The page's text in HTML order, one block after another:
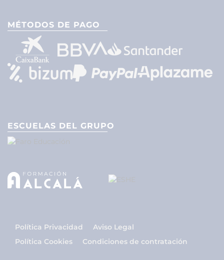
MÉTODOS DE PAGO
ESCUELAS DEL GRUPO
Política Privacidad
Aviso Legal
Política Cookies
Condiciones de contratación